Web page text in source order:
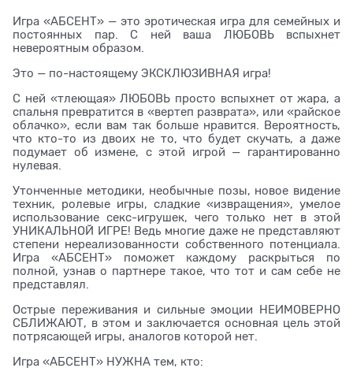
Игра «АБСЕНТ» — это эротическая игра для семейных и
постоянных пар. С ней ваша ЛЮБОВЬ вспыхнет
невероятным образом.
Это — по-настоящему ЭКСКЛЮЗИВНАЯ игра!
С ней «тлеющая» ЛЮБОВЬ просто вспыхнет от жара, а
спальня превратится в «вертеп разврата», или «райское
облачко», если вам так больше нравится. Вероятность,
что кто-то из двоих не то, что будет скучать, а даже
подумает об измене, с этой игрой — гарантированно
нулевая.
Утонченные методики, необычные позы, новое видение
техник, ролевые игры, сладкие «извращения», умелое
использование секс-игрушек, чего только нет в этой
УНИКАЛЬНОЙ ИГРЕ! Ведь многие даже не представляют
степени нереализованности собственного потенциала.
Игра «АБСЕНТ» поможет каждому раскрыться по
полной, узнав о партнере такое, что тот и сам себе не
представлял.
Острые переживания и сильные эмоции НЕИМОВЕРНО
СБЛИЖАЮТ, в этом и заключается основная цель этой
потрясающей игры, аналогов которой нет.
Игра «АБСЕНТ» НУЖНА тем, кто: